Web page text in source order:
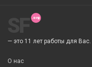
— это 11 лет работы для Вас.
О нас